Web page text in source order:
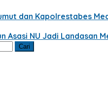
dan Kapolrestabes
Asasi NU Jadi Landasan